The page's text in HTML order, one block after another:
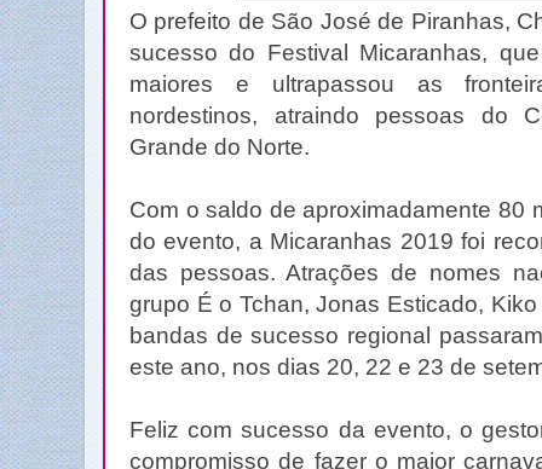
O prefeito de São José de Piranhas,
sucesso do Festival Micaranhas,
maiores e ultrapassou as
nordestinos, atraindo pessoas do
Grande do Norte.
Com o saldo de aproximadamente 80
do evento, a Micaranhas 2019 foi
das pessoas. Atrações de nomes
grupo É o Tchan, Jonas Esticado,
bandas de sucesso regional
este ano, nos dias 20, 22 e 23 de
Feliz com sucesso da evento, o
compromisso de fazer o maior